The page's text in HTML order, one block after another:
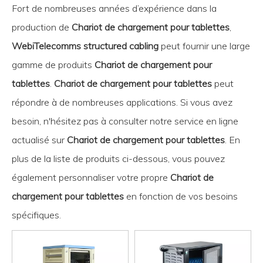
Fort de nombreuses années d’expérience dans la
production de Chariot de chargement pour tablettes,
WebiTelecomms structured cabling peut fournir une large
gamme de produits Chariot de chargement pour
tablettes. Chariot de chargement pour tablettes peut
répondre à de nombreuses applications. Si vous avez
besoin, n'hésitez pas à consulter notre service en ligne
actualisé sur Chariot de chargement pour tablettes. En
plus de la liste de produits ci-dessous, vous pouvez
également personnaliser votre propre Chariot de
chargement pour tablettes en fonction de vos besoins
spécifiques.